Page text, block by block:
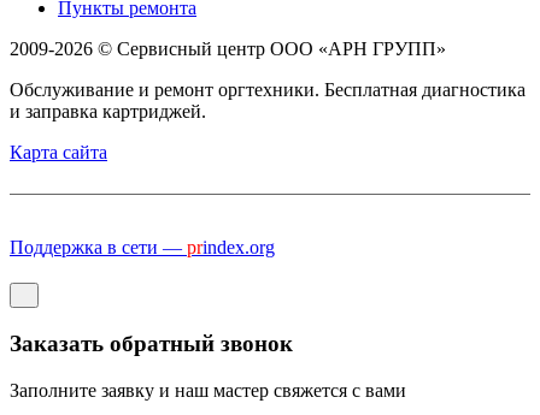
Пункты ремонта
2009-2026 © Сервисный центр ООО «АРН ГРУПП»
Обслуживание и ремонт оргтехники. Бесплатная диагностика
и заправка картриджей.
Карта сайта
Поддержка в сети — prindex.org
Заказать обратный звонок
Заполните заявку и наш мастер свяжется с вами